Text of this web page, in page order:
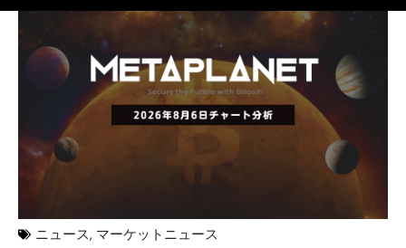
ニュース, マーケットニュース